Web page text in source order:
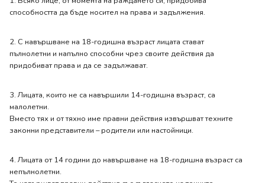
способността да бъде носител на права и задължения.
2. С навършване на 18-годишна възраст лицата стават
пълнолетни и напълно способни чрез своите действия да
придобиват права и да се задължават.
3. Лицата, които не са навършили 14-годишна възраст, са
малолетни.
Вместо тях и от тяхно име правни действия извършват техните
законни представители – родители или настойници.
4. Лицата от 14 години до навършване на 18-годишна възраст са
непълнолетни.